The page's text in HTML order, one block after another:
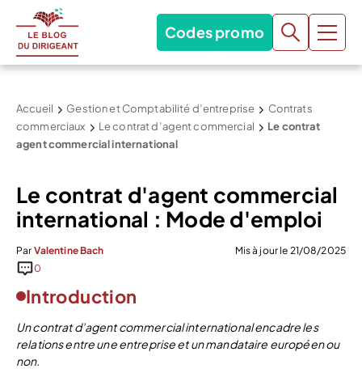
Codes promo
Accueil Gestion et Comptabilité d’entreprise
Contrats
commerciaux
Le contrat d’agent commercial
Le contrat
agent commercial international
Le contrat d'agent commercial
international : Mode d'emploi
Par Valentine Bach
Mis à jour le 21/08/2025
0
Introduction
Un contrat d’agent commercial international encadre les
relations entre une entreprise et un mandataire européen ou
non.